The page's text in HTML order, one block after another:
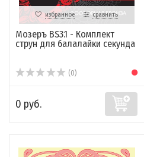
избранное сравнить
Мозеръ BS3.1 - Комплект
струн для балалайки секунда
(0)
0 руб.